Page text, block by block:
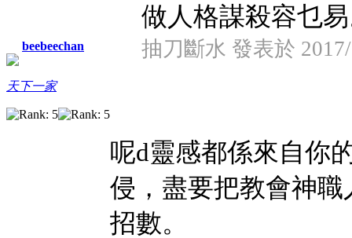
beebeechan
天下一家
做人格謀殺容乜
抽刀斷水 發表於
呢d靈感都係來自你
侵，盡要把教會神
招數。